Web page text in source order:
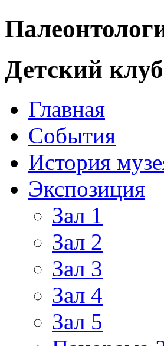
Детский
Главная
События
История
Экспозиция
Зал 1
Зал 2
Зал 3
Зал 4
Зал 5